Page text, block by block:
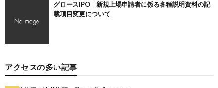
グロースIPO 新規上場申請者に係る各種説明資料の記
載項目変更について
アクセスの多い記事